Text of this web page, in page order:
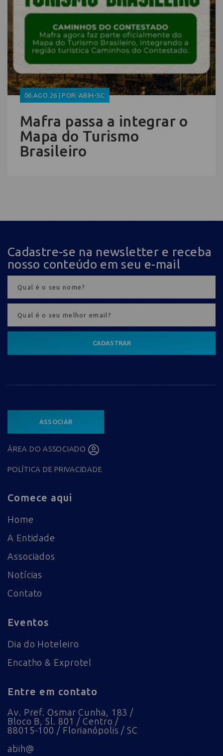
06.AGO.26 | POR: ABIH-SC
Mafra passa a integrar o
Mapa do Turismo
Brasileiro
Cadastre-se na newsletter e receba
nosso conteúdo em seu e-mail
CADASTRAR
ASSOCIAR
ÁREA DO ASSOCIADO
POLÍTICA DE PRIVACIDADE
Comece aqui
Home
A Entidade
Associados
Notícias
Contato
Eventos
Dia do Hoteleiro
Encatho & Exprotel
Entre em contato
Av. Pref. Osmar Cunha, 183 /
Bloco B, Sl. 801 / Centro /
88015-100 / Florianópolis / SC
abih@